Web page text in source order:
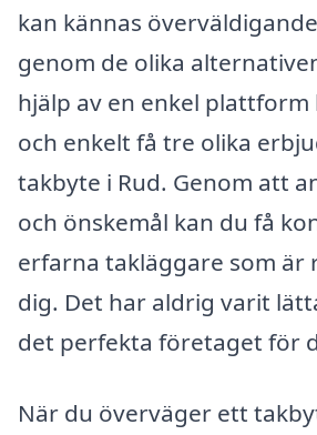
kan kännas
genom de olika
hjälp av en enkel plattform
och enkelt få tre olika
takbyte i Rud. Genom att
och önskemål kan du få
erfarna takläggare som är
dig. Det har aldrig varit
det perfekta företaget för
När du överväger ett